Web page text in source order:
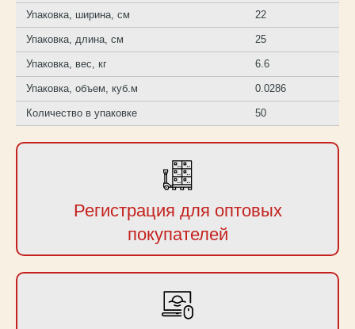
Упаковка, ширина, см 22
Упаковка, длина, см 25
Упаковка, вес, кг 6.6
Упаковка, объем, куб.м 0.0286
Количество в упаковке 50
Регистрация для оптовых
покупателей